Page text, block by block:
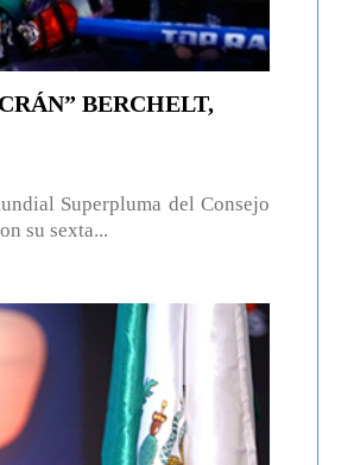
BERCHELT,
Superpluma del Consejo
su sexta...